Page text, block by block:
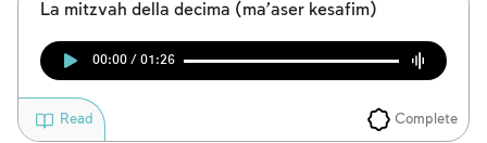
La mitzvah della decima (ma’aser kesafim)
00:00 / 01:26
Complete
Read